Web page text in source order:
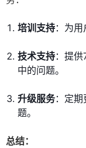
培训支持：为
技术支持：提
中的问题。
升级服务：定期
题。
总结：